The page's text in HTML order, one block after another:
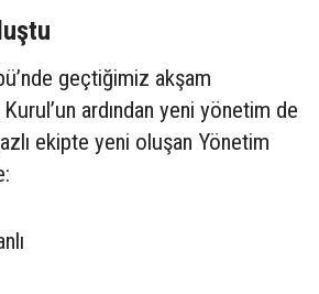
geçtiğimiz akşam
ardından yeni yönetim de
ekipte yeni oluşan Yönetim